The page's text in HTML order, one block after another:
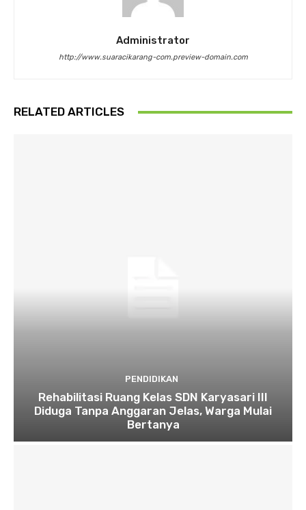
Administrator
http://www.suaracikarang-com.preview-domain.com
RELATED ARTICLES
PENDIDIKAN
Rehabilitasi Ruang Kelas SDN Karyasari III
Diduga Tanpa Anggaran Jelas, Warga Mulai
Bertanya